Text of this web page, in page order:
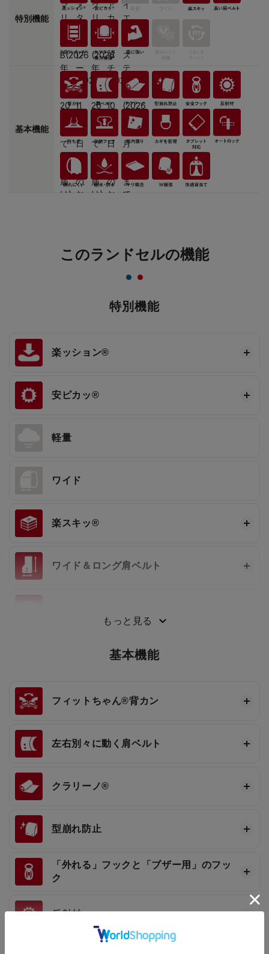
特別機能
基本機能
このランドセルの機能
特別機能
楽ッション®
安ピカッ®
軽量
ワイド
楽スキッ®
ワイド＆ロング肩ベルト
もっと見る
基本機能
フィットちゃん®背カン
左右別々に動く肩ベルト
クラリーノ®
型崩れ防止
「外れる」フックと「ブザー用」のフッ
ク
反射材